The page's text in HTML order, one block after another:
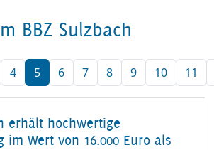
BBZ Sulzbach
4 5 6 7 8 9 10 11
erhält hochwertige
im Wert von 16.000 Euro als